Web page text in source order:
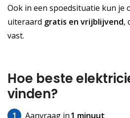
Ook in een spoedsituatie kun je
uiteraard gratis en vrijblijvend,
vast.
Hoe beste
vinden?
1 Aanvraag in1 minuut